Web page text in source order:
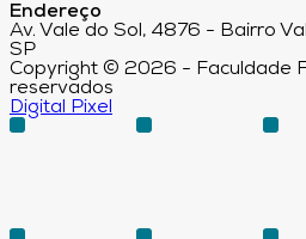
Endereço
Av. Vale do Sol, 4876 - Bairro
SP
Copyright © 2026 - Faculdade
reservados
Digital Pixel